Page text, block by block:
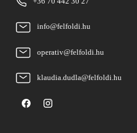
info@felfoldi.hu
operativ@felfoldi.hu
klaudia.dudla@felfoldi.hu